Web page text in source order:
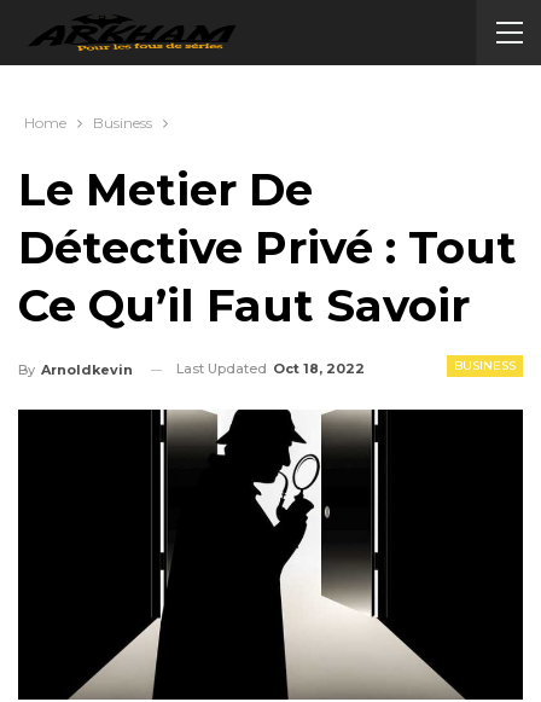
Home Business
Le Metier De
Détective Privé : Tout
Ce Qu’il Faut Savoir
BUSINESS
By Arnoldkevin Last Updated Oct 18, 2022